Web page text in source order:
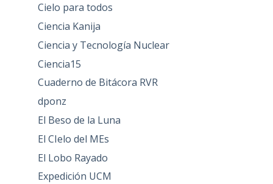
Cielo para todos
Ciencia Kanija
Ciencia y Tecnología Nuclear
Ciencia15
Cuaderno de Bitácora RVR
dponz
El Beso de la Luna
El CIelo del MEs
El Lobo Rayado
Expedición UCM